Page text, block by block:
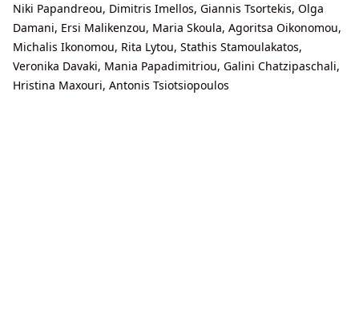
Niki Papandreou, Dimitris Imellos, Giannis Tsortekis, Olga
Damani, Ersi Malikenzou, Maria Skoula, Agoritsa Oikonomou,
Michalis Ikonomou, Rita Lytou, Stathis Stamoulakatos,
Veronika Davaki, Mania Papadimitriou, Galini Chatzipaschali,
Hristina Maxouri, Antonis Tsiotsiopoulos